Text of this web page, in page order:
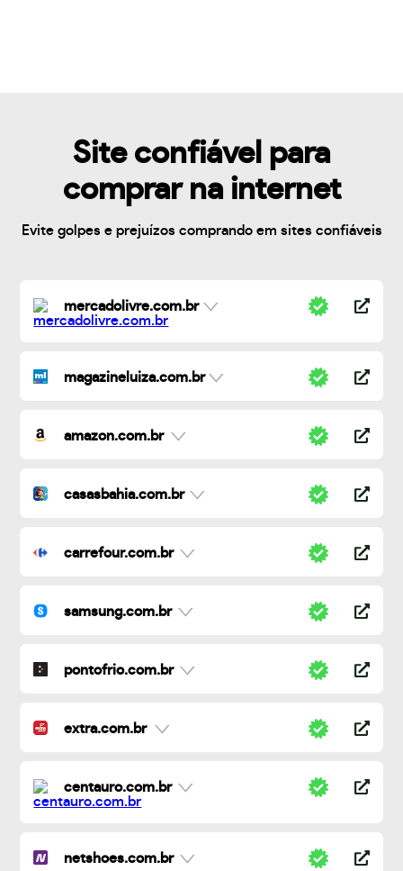
Site confiável para
comprar na internet
Evite golpes e prejuízos comprando em sites confiáveis
mercadolivre.com.br
magazineluiza.com.br
amazon.com.br
casasbahia.com.br
carrefour.com.br
samsung.com.br
pontofrio.com.br
extra.com.br
centauro.com.br
netshoes.com.br